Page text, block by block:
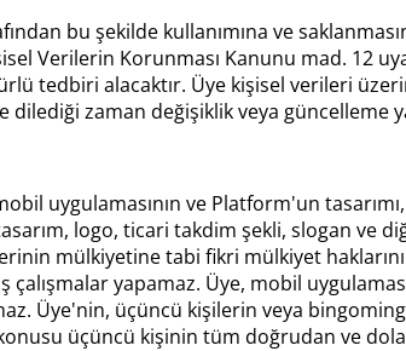
bu şekilde kullanımına ve
Verilerin Korunması Kanunu mad. 12
tedbiri alacaktır. Üye kişisel verileri
zaman değişiklik veya güncelleme
uygulamasının ve Platform'un tasarımı,
logo, ticari takdim şekli, slogan ve
mülkiyetine tabi fikri mülkiyet haklarını
yapamaz. Üye, mobil
Üye'nin, üçüncü kişilerin veya
üçüncü kişinin tüm doğrudan ve